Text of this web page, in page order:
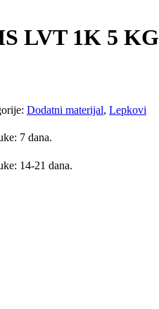
LVT 1K 5 KG
Dodatni materijal, Lepkovi
7 dana.
14-21 dana.